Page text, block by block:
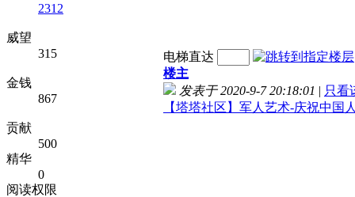
2312
威望
315
金钱
867
贡献
500
精华
0
阅读权限
电梯直达
楼主
发表于 2020-9-7 20:18:01 | 只看
【塔塔社区】军人艺术-庆祝中国